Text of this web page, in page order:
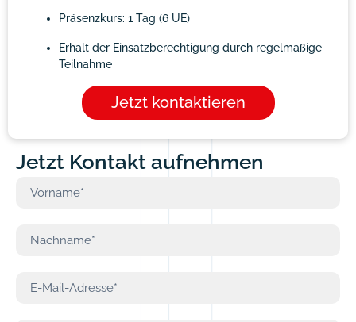
Präsenzkurs: 1 Tag (6 UE)
Erhalt der Einsatzberechtigung durch regelmäßige
Teilnahme
Jetzt kontaktieren
Jetzt Kontakt aufnehmen